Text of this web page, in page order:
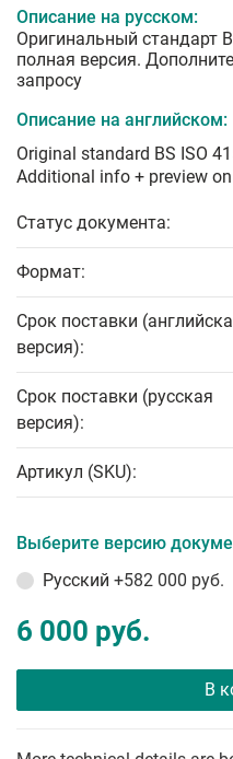
Описание на русском:
Оригинальный стандарт
полная версия.
запросу
Описание на английском:
Original standard BS ISO
Additional info + preview
Статус документа:
Формат:
Срок поставки
версия):
Срок поставки (русская
версия):
Артикул (SKU):
Выберите версию
Русский +582 000 руб.
6 000 руб.
В